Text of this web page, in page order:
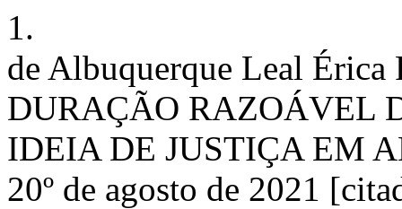
1.
de Albuquerque Leal
DURAÇÃO RAZOÁVEL
IDEIA DE JUSTIÇA EM
20º de agosto de 2021